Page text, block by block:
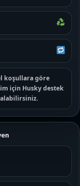
koşullara göre
için Husky destek